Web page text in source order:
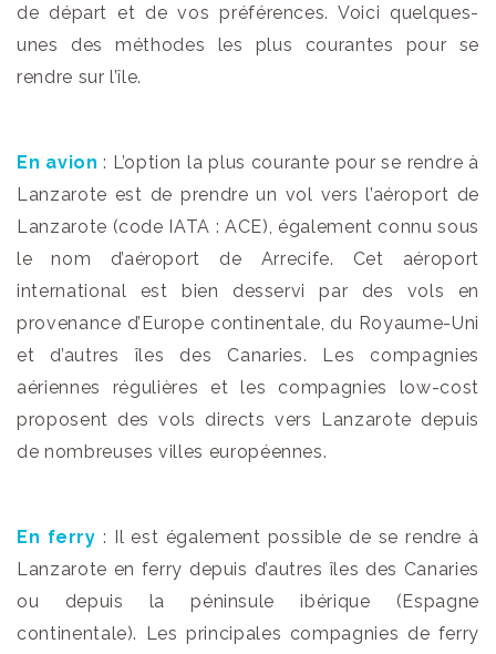
de départ et de vos préférences. Voici quelques-
unes des méthodes les plus courantes pour se
rendre sur l’île.
En avion : L’option la plus courante pour se rendre à
Lanzarote est de prendre un vol vers l’aéroport de
Lanzarote (code IATA : ACE), également connu sous
le nom d’aéroport de Arrecife. Cet aéroport
international est bien desservi par des vols en
provenance d’Europe continentale, du Royaume-Uni
et d’autres îles des Canaries. Les compagnies
aériennes régulières et les compagnies low-cost
proposent des vols directs vers Lanzarote depuis
de nombreuses villes européennes.
En ferry : Il est également possible de se rendre à
Lanzarote en ferry depuis d’autres îles des Canaries
ou depuis la péninsule ibérique (Espagne
continentale). Les principales compagnies de ferry